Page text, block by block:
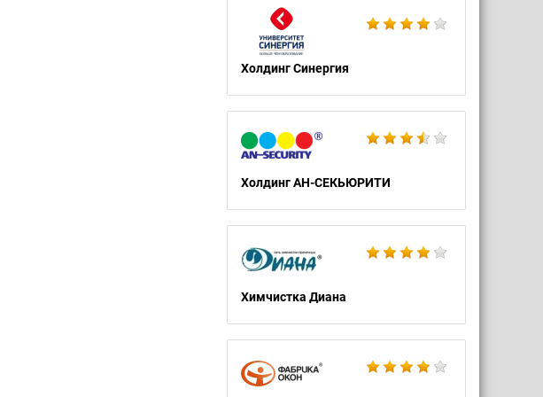
Холдинг Синергия
Холдинг АН-СЕКЬЮРИТИ
Химчистка Диана